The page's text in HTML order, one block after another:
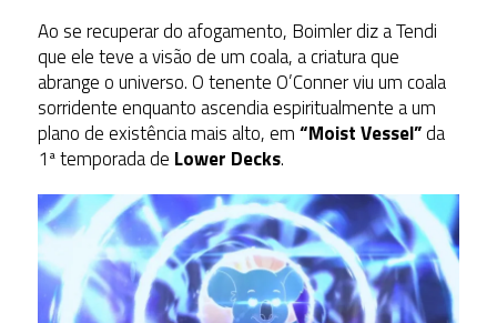
Ao se recuperar do afogamento, Boimler diz a Tendi
que ele teve a visão de um coala, a criatura que
abrange o universo. O tenente O’Conner viu um coala
sorridente enquanto ascendia espiritualmente a um
plano de existência mais alto, em“Moist Vessel”da
1ª temporada de Lower Decks.